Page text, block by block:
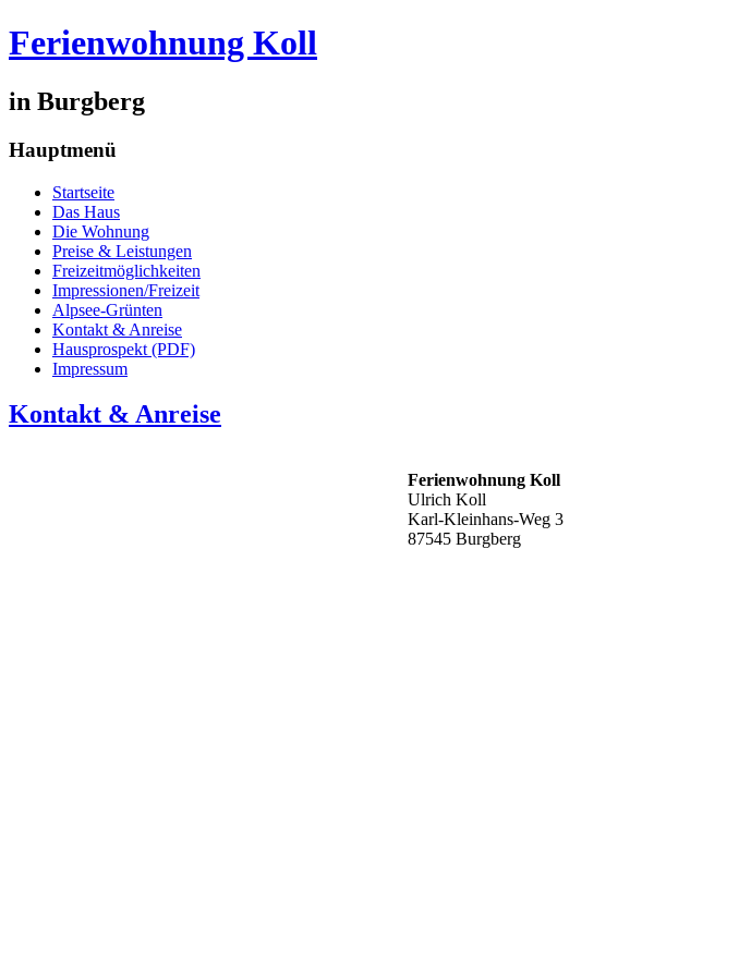
Ferienwohnung Koll
in Burgberg
Hauptmenü
Startseite
Das Haus
Die Wohnung
Preise & Leistungen
Freizeitmöglichkeiten
Impressionen/Freizeit
Alpsee-Grünten
Kontakt & Anreise
Hausprospekt (PDF)
Impressum
Kontakt & Anreise
Ferienwohnung Koll
Ulrich Koll
Karl-Kleinhans-Weg 3
87545 Burgberg